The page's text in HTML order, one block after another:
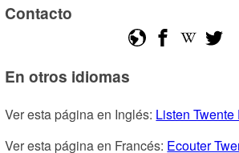
Contacto
En otros idiomas
Ver esta página en Inglés: Listen
Ver esta página en Francés: Ecouter